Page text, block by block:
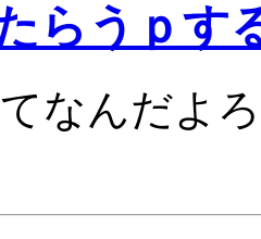
らうｐす
なんだよ